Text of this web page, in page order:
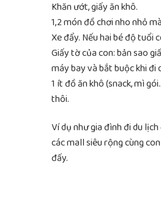
Khăn ướt, giấy ăn khô.
1,2 món đồ chơi nho nhỏ
Xe đẩy. Nếu hai bé độ
Giấy tờ của con: bản sao
máy bay và bắt buộc khi đi
1 ít đồ ăn khô (snack, mì
thôi.
Ví dụ như gia đình đi du
các mall siêu rộng cùng
đấy.